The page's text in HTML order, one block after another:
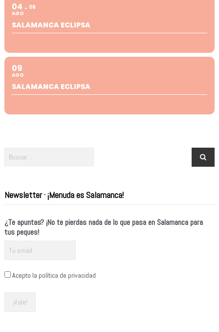
04
AGO
08
SALAMANCA ECLIPSA
09
AGO
SALAMANCA ECLIPSA
Newsletter · ¡Menuda es Salamanca!
¿Te apuntas? ¡No te pierdas nada de lo que pasa en Salamanca para
tus peques!
Acepto la política de privacidad